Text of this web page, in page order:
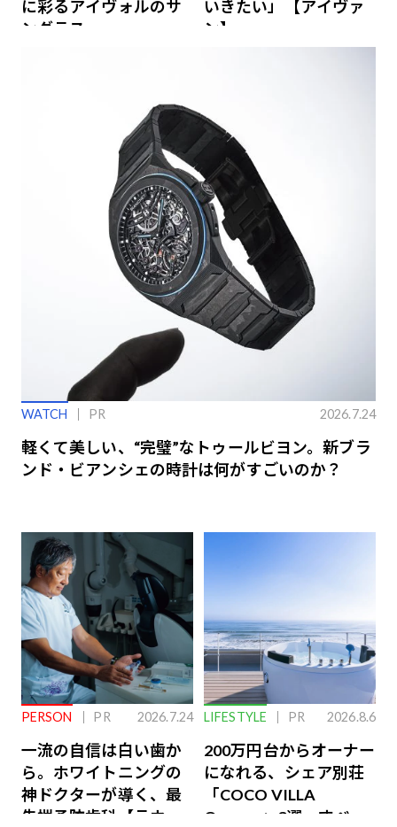
に彩るアイヴォルのサ
ングラス
いきたい」【アイヴァ
ン】
WATCH PR 2026.7.24
軽くて美しい、“完璧”なトゥールビヨン。新ブラ
ンド・ビアンシェの時計は何がすごいのか？
PERSON PR 2026.7.24
一流の自信は白い歯か
ら。ホワイトニングの
神ドクターが導く、最
先端予防歯科【ラウン
LIFESTYLE PR 2026.8.6
200万円台からオーナー
になれる、シェア別荘
「COCO VILLA
Owners」3選。すべて